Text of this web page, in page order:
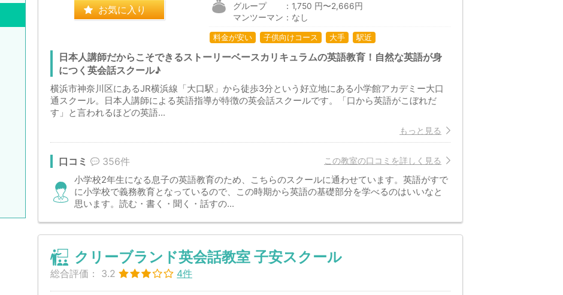
お気に入り
グループ ：1,750 円〜2,666円
マンツーマン：なし
料金が安い 子供向けコース 大手 駅近
日本人講師だからこそできるストーリーベースカリキュラムの英語教育！自然な英語が身
につく英会話スクール♪
横浜市神奈川区にあるJR横浜線「大口駅」から徒歩3分という好立地にある小学館アカデミー大口
通スクール。日本人講師による英語指導が特徴の英会話スクールです。「口から英語がこぼれだ
す」と言われるほどの英語...
もっと見る
この教室の口コミを詳しく見る
口コミ 356件
小学校2年生になる息子の英語教育のため、こちらのスクールに通わせています。英語がすで
に小学校で義務教育となっているので、この時期から英語の基礎部分を学べるのはいいなと
思います。読む・書く・聞く・話すの...
クリーブランド英会話教室 子安スクール
総合評価： 3.2 4件